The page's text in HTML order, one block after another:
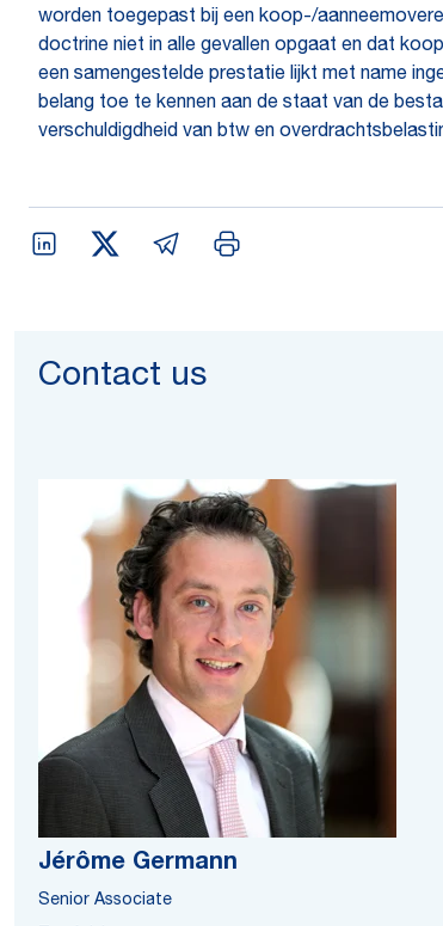
worden toegepast bij een koop-/
doctrine niet in alle gevallen opgaat en dat
een samengestelde prestatie lijkt met name
belang toe te kennen aan de staat van de
verschuldigdheid van btw en
Contact us
Jérôme Germann
Senior Associate